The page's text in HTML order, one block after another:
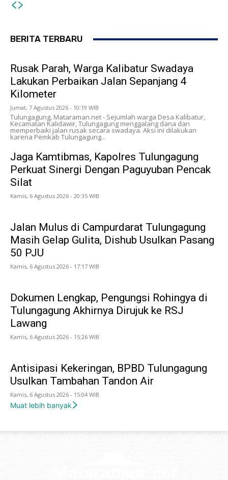
BERITA TERBARU
Rusak Parah, Warga Kalibatur Swadaya
Lakukan Perbaikan Jalan Sepanjang 4
Kilometer
Jumat, 7 Agustus 2026 - 10:19 WIB
Tulungagung, Mataraman.net - Sejumlah warga Desa Kalibatur,
Kecamatan Kalidawir, Tulungagung menggalang dana dan
memperbaiki jalan rusak secara swadaya. Aksi ini dilakukan
karena Pemkab Tulungagung...
Jaga Kamtibmas, Kapolres Tulungagung
Perkuat Sinergi Dengan Paguyuban Pencak
Silat
Kamis, 6 Agustus 2026 - 20:35 WIB
Jalan Mulus di Campurdarat Tulungagung
Masih Gelap Gulita, Dishub Usulkan Pasang
50 PJU
Kamis, 6 Agustus 2026 - 17:17 WIB
Dokumen Lengkap, Pengungsi Rohingya di
Tulungagung Akhirnya Dirujuk ke RSJ
Lawang
Kamis, 6 Agustus 2026 - 15:26 WIB
Antisipasi Kekeringan, BPBD Tulungagung
Usulkan Tambahan Tandon Air
Kamis, 6 Agustus 2026 - 15:04 WIB
Muat lebih banyak